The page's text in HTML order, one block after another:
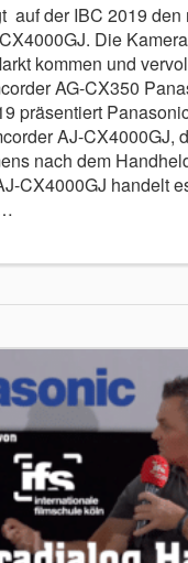
auf der IBC 2019 den
Die
kommen und
AG-CX350
präsentiert
AJ-CX4000GJ,
nach dem
CX4000GJ handelt